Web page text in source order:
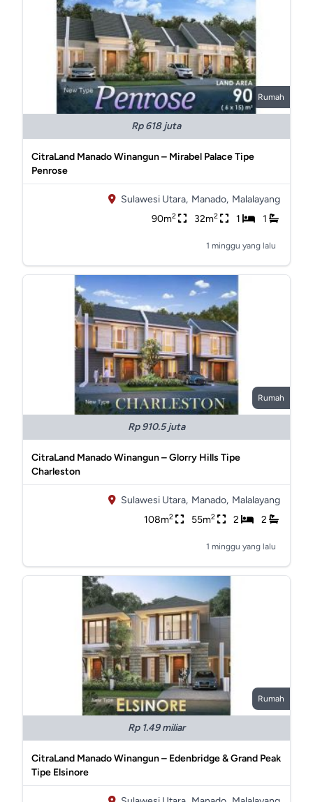
Rumah
Rp 618 juta
CitraLand Manado Winangun – Mirabel Palace Tipe
Penrose
Sulawesi Utara, Manado, Malalayang
90m2 32m2 1 1
1 minggu yang lalu
Rumah
Rp 910.5 juta
CitraLand Manado Winangun – Glorry Hills Tipe
Charleston
Sulawesi Utara, Manado, Malalayang
108m2 55m2 2 2
1 minggu yang lalu
Rumah
Rp 1.49 miliar
CitraLand Manado Winangun – Edenbridge & Grand Peak
Tipe Elsinore